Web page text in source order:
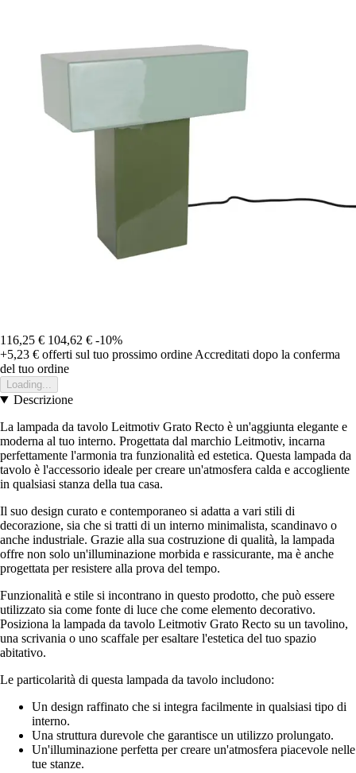
116,25 € 104,62 € -10%
+5,23 € offerti sul tuo prossimo ordine Accreditati dopo la conferma
del tuo ordine
Loading...
Descrizione
La lampada da tavolo Leitmotiv Grato Recto è un'aggiunta elegante e
moderna al tuo interno. Progettata dal marchio Leitmotiv, incarna
perfettamente l'armonia tra funzionalità ed estetica. Questa lampada da
tavolo è l'accessorio ideale per creare un'atmosfera calda e accogliente
in qualsiasi stanza della tua casa.
Il suo design curato e contemporaneo si adatta a vari stili di
decorazione, sia che si tratti di un interno minimalista, scandinavo o
anche industriale. Grazie alla sua costruzione di qualità, la lampada
offre non solo un'illuminazione morbida e rassicurante, ma è anche
progettata per resistere alla prova del tempo.
Funzionalità e stile si incontrano in questo prodotto, che può essere
utilizzato sia come fonte di luce che come elemento decorativo.
Posiziona la lampada da tavolo Leitmotiv Grato Recto su un tavolino,
una scrivania o uno scaffale per esaltare l'estetica del tuo spazio
abitativo.
Le particolarità di questa lampada da tavolo includono:
Un design raffinato che si integra facilmente in qualsiasi tipo di
interno.
Una struttura durevole che garantisce un utilizzo prolungato.
Un'illuminazione perfetta per creare un'atmosfera piacevole nelle
tue stanze.